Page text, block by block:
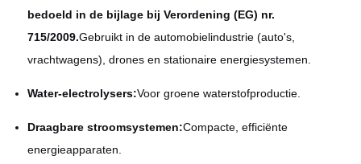
bedoeld in de bijlage bij Verordening (EG) nr.
715/2009.Gebruikt in de automobielindustrie (auto's,
vrachtwagens), drones en stationaire energiesystemen.
Water-electrolysers:Voor groene waterstofproductie.
Draagbare stroomsystemen:Compacte, efficiënte
energieapparaten.